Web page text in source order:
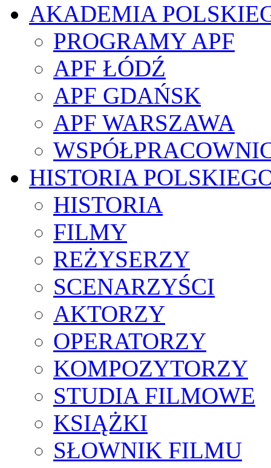
AKADEMIA
PROGRAMY APF
APF ŁÓDŹ
APF GDAŃSK
APF WARSZAWA
HISTORIA
HISTORIA
FILMY
REŻYSERZY
SCENARZYŚCI
AKTORZY
OPERATORZY
KOMPOZYTORZY
STUDIA FILMOWE
KSIĄŻKI
SŁOWNIK FILMU